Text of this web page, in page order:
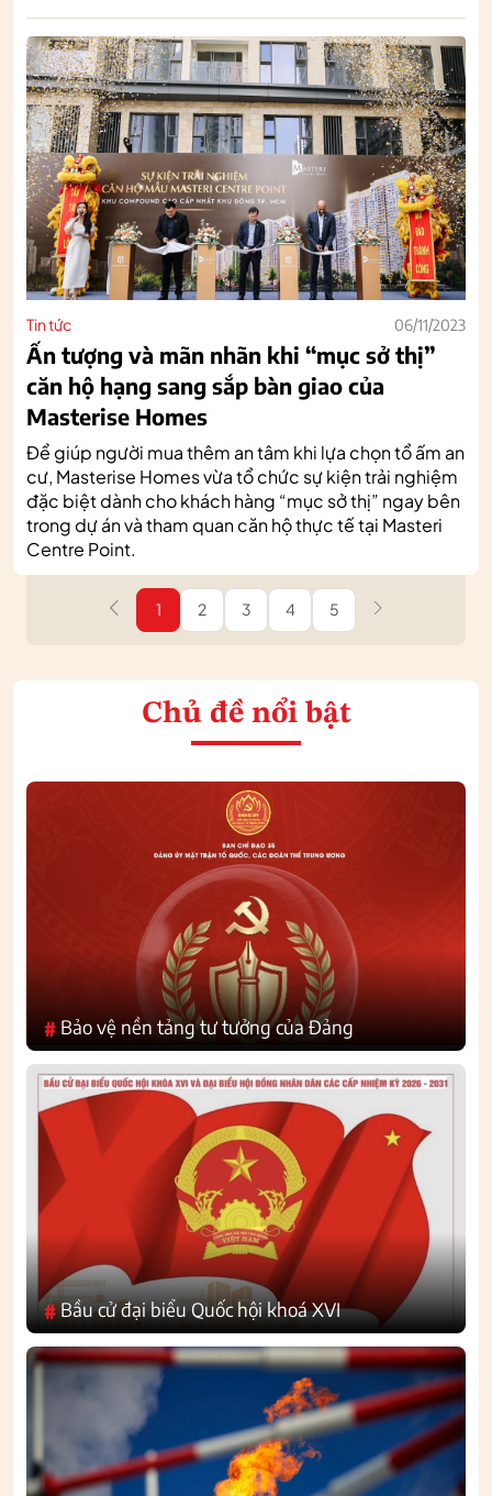
Tin tức 06/11/2023
Ấn tượng và mãn nhãn khi “mục sở thị”
căn hộ hạng sang sắp bàn giao của
Masterise Homes
Để giúp người mua thêm an tâm khi lựa chọn tổ ấm an
cư, Masterise Homes vừa tổ chức sự kiện trải nghiệm
đặc biệt dành cho khách hàng “mục sở thị” ngay bên
trong dự án và tham quan căn hộ thực tế tại Masteri
Centre Point.
1 2 3 4 5
Chủ đề nổi bật
# Bảo vệ nền tảng tư tưởng của Đảng
#Bầu cử đại biểu Quốc hội khoá XVI